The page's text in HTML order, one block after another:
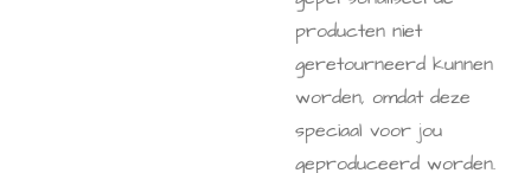
producten niet
geretourneerd kunnen
worden, omdat deze
speciaal voor jou
geproduceerd worden.